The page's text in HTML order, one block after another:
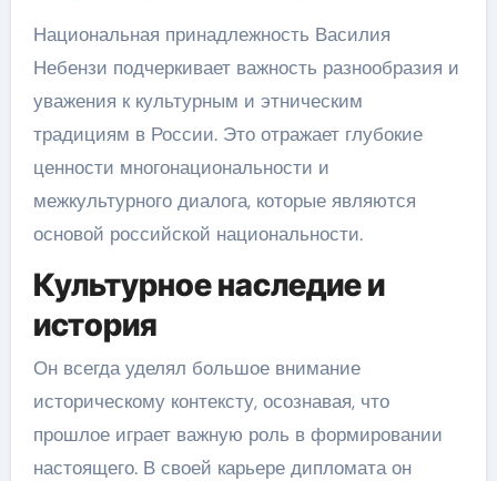
Национальная принадлежность Василия
Небензи подчеркивает важность разнообразия и
уважения к культурным и этническим
традициям в России. Это отражает глубокие
ценности многонациональности и
межкультурного диалога, которые являются
основой российской национальности.
Культурное наследие и
история
Он всегда уделял большое внимание
историческому контексту, осознавая, что
прошлое играет важную роль в формировании
настоящего. В своей карьере дипломата он